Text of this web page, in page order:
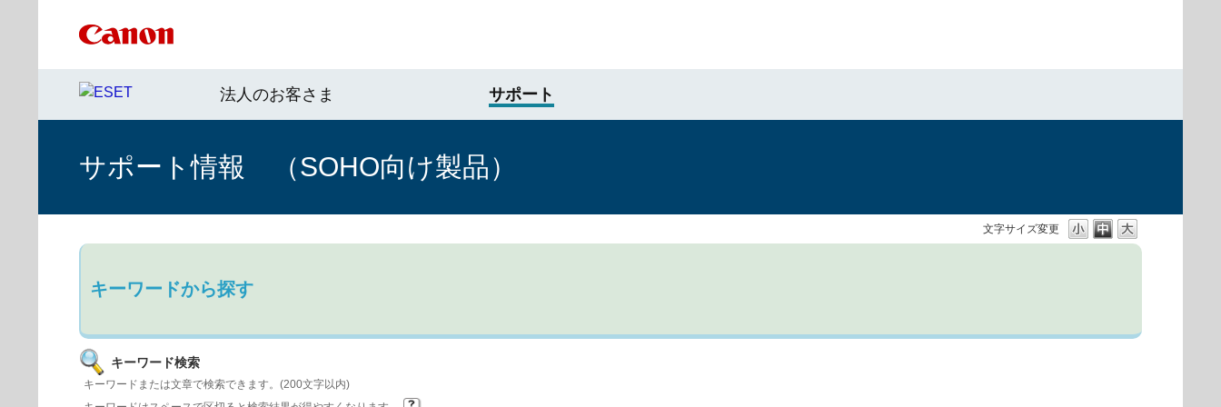
法人のお客さま サポート
サポート情報 （SOHO向け製品）
文字サイズ変更
キーワードから探す
キーワード検索
キーワードまたは文章で検索できます。(200文字以内)